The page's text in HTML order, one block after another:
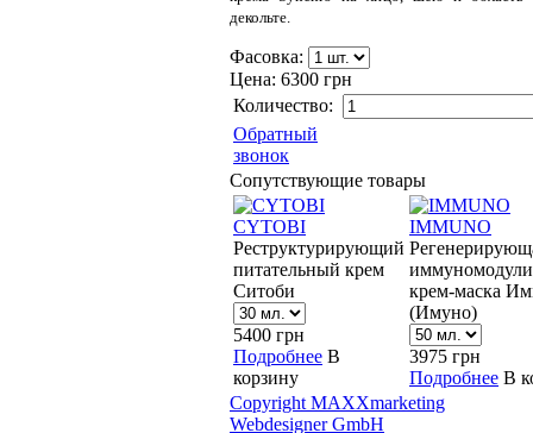
декольте.
Фасовка:
Цена: 6300 грн
Количество:
Обратный
звонок
Сопутствующие товары
CYTOBI
Реструктурирующий
питательный крем
Ситоби
5400 грн
Подробнее В
корзину
IMMUNO
крем-маска
(Имуно)
3975 грн
Подробнее В
Copyright MAXXmarketing
Webdesigner GmbH